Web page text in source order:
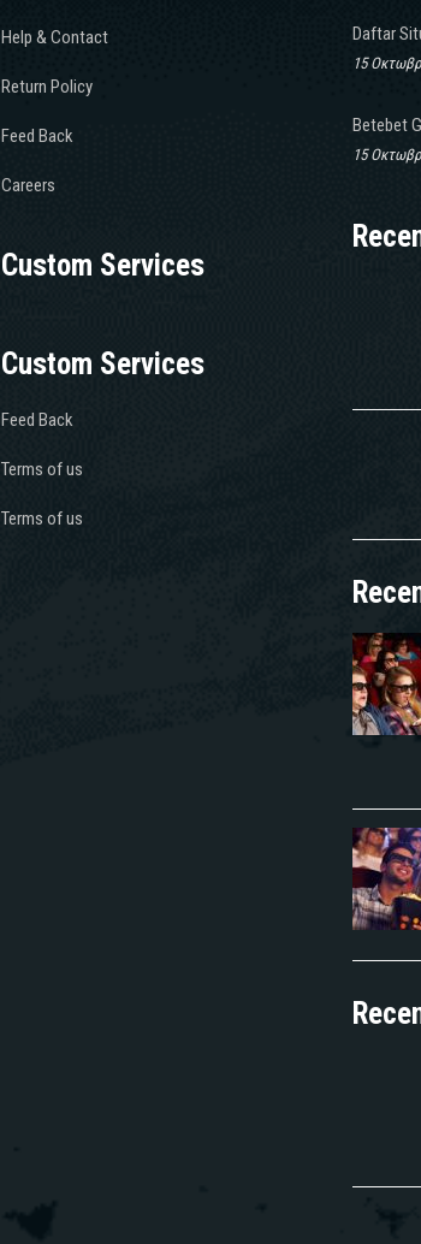
Help & Contact
Return Policy
Feed Back
Careers
Custom Services
Custom Services
Feed Back
Terms of us
Terms of us
Daftar
15
Betebet
15